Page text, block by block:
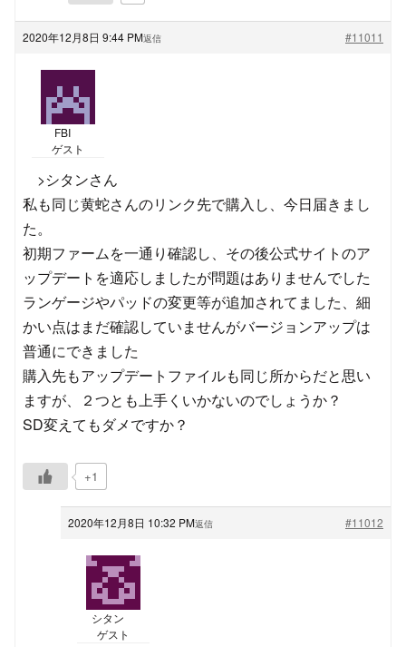
2020年12月8日 9:44 PM #11011
返信
FBI
ゲスト
>シタンさん
私も同じ黄蛇さんのリンク先で購入し、今日届きまし
た。
初期ファームを一通り確認し、その後公式サイトのア
ップデートを適応しましたが問題はありませんでした
ランゲージやパッドの変更等が追加されてました、細
かい点はまだ確認していませんがバージョンアップは
普通にできました
購入先もアップデートファイルも同じ所からだと思い
ますが、２つとも上手くいかないのでしょうか？
SD変えてもダメですか？
+1
2020年12月8日 10:32 PM #11012
返信
シタン
ゲスト